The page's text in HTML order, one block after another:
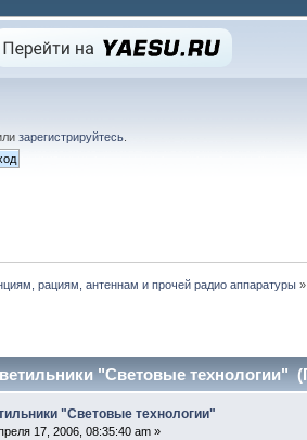
зарегистрируйтесь
рациям, антеннам и прочей радио аппаратуры»
"Световые технологии"
"Световые технологии"
17, 2006, 08:35:40 am »